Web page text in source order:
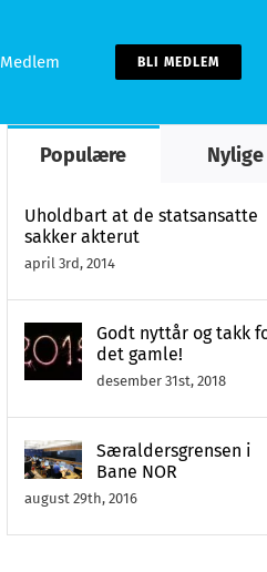
Medlem BLI MEDLEM
Populære Nylige
Uholdbart at de statsansatte
sakker akterut
april 3rd, 2014
Godt nyttår og takk
det gamle!
desember 31st, 2018
Særaldersgrensen i
Bane NOR
august 29th, 2016